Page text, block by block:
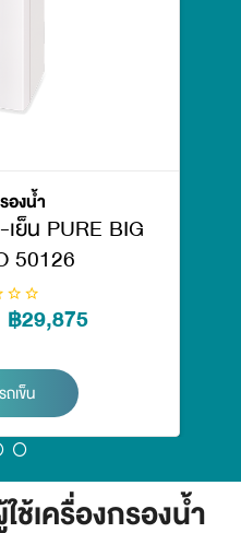
องน้ำ
ย็น PURE BIG
RO 50126
฿29,875
ถเข็น
เครื่องกรองน้ำ